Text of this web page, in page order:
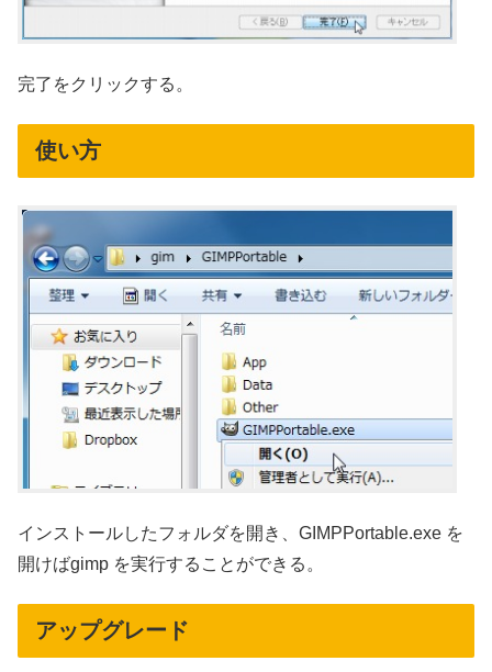
完了をクリックする。
使い方
インストールしたフォルダを開き、GIMPPortable.exe を
開けばgimp を実行することができる。
アップグレード